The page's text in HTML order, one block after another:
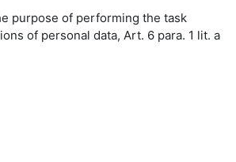
purpose of performing the task
of personal data, Art. 6 para. 1 lit. a